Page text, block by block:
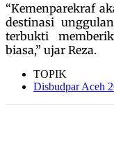
“Kemenparekraf
destinasi
terbukti
biasa,” ujar Reza.
TOPIK
Disbudpar Aceh